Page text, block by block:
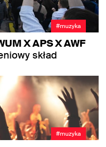
#muzyka
X APS X AWF
skład
#muzyka